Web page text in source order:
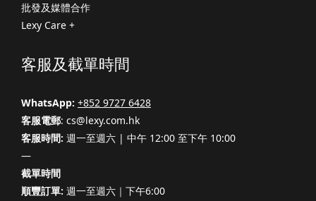
批發及媒體合作
Lexy Care +
客服及截單時間
WhatsApp: +852 9727 6428
客服電郵: cs@lexy.com.hk
客服時間: 週一至週六 | 中午 12:00 至下午 10:00
—
截單時間
順豐訂單: 週一至週六｜下午6:00